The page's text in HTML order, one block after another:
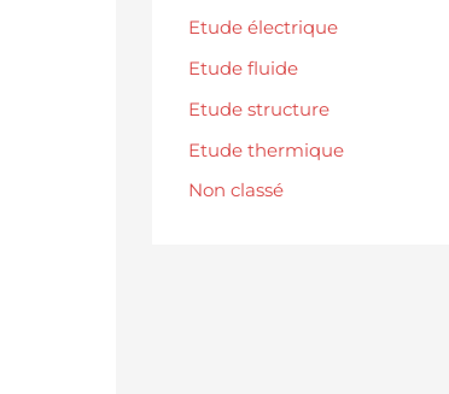
Etude électrique
Etude fluide
Etude structure
Etude thermique
Non classé